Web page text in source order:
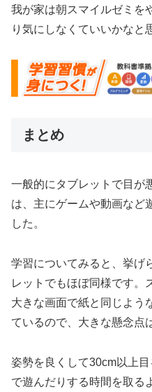
我が家は朝スマイルゼミを
り気にしなくていいかなと
まとめ
一般的にタブレットで目が
は、主にゲームや動画など
した。
学習についてみると、挙げ
レットでもほぼ同様です。
大きな画面で紙と同じよう
ているので、大きな懸念点
姿勢を良くして30cm以上
で遊んだりする時間を取る